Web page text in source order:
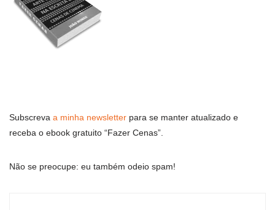
Subscreva a minha newsletter para se manter atualizado e
receba o ebook gratuito “Fazer Cenas”.
Não se preocupe: eu também odeio spam!